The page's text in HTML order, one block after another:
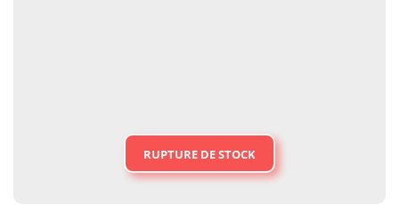
RUPTURE DE STOCK